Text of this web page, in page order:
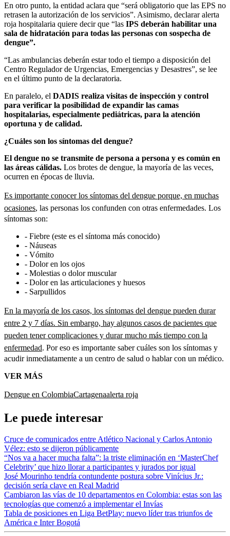
En otro punto, la entidad aclara que “será obligatorio que las EPS no
retrasen la autorización de los servicios”. Asimismo, declarar alerta
roja hospitalaria quiere decir que “las IPS deberán habilitar una
sala de hidratación para todas las personas con sospecha de
dengue”.
“Las ambulancias deberán estar todo el tiempo a disposición del
Centro Regulador de Urgencias, Emergencias y Desastres”, se lee
en el último punto de la declaratoria.
En paralelo, el DADIS realiza visitas de inspección y control
para verificar la posibilidad de expandir las camas
hospitalarias, especialmente pediátricas, para la atención
oportuna y de calidad.
¿Cuáles son los síntomas del dengue?
El dengue no se transmite de persona a persona y es común en
las áreas cálidas. Los brotes de dengue, la mayoría de las veces,
ocurren en épocas de lluvia.
Es importante conocer los síntomas del dengue porque, en muchas
ocasiones, las personas los confunden con otras enfermedades. Los
síntomas son:
- Fiebre (este es el síntoma más conocido)
- Náuseas
- Vómito
- Dolor en los ojos
- Molestias o dolor muscular
- Dolor en las articulaciones y huesos
- Sarpullidos
En la mayoría de los casos, los síntomas del dengue pueden durar
entre 2 y 7 días. Sin embargo, hay algunos casos de pacientes que
pueden tener complicaciones y durar mucho más tiempo con la
enfermedad. Por eso es importante saber cuáles son los síntomas y
acudir inmediatamente a un centro de salud o hablar con un médico.
VER MÁS
Dengue en ColombiaCartagenaalerta roja
Le puede interesar
Cruce de comunicados entre Atlético Nacional y Carlos Antonio
Vélez: esto se dijeron públicamente
“Nos va a hacer mucha falta”: la triste eliminación en ‘MasterChef
Celebrity’ que hizo llorar a participantes y jurados por igual
José Mourinho tendría contundente postura sobre Vinícius Jr.:
decisión sería clave en Real Madrid
Cambiaron las vías de 10 departamentos en Colombia: estas son las
tecnologías que comenzó a implementar el Invías
Tabla de posiciones en Liga BetPlay: nuevo líder tras triunfos de
América e Inter Bogotá